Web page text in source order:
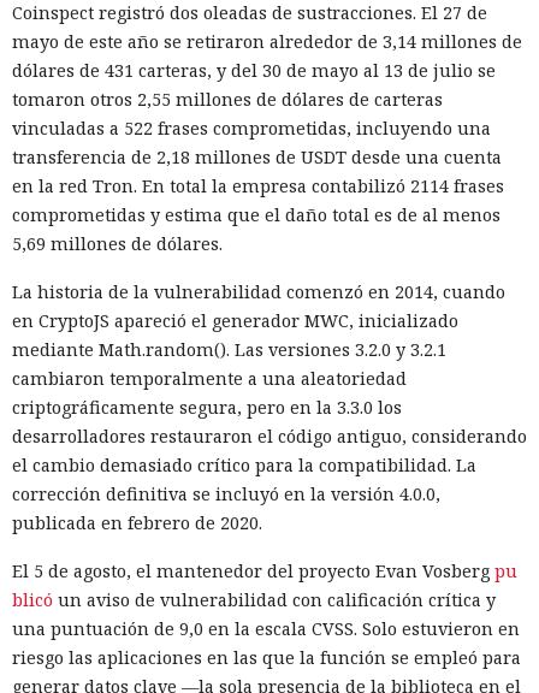
Coinspect registró dos oleadas de sustracciones. El 27 de
mayo de este año se retiraron alrededor de 3,14 millones de
dólares de 431 carteras, y del 30 de mayo al 13 de julio se
tomaron otros 2,55 millones de dólares de carteras
vinculadas a 522 frases comprometidas, incluyendo una
transferencia de 2,18 millones de USDT desde una cuenta
en la red Tron. En total la empresa contabilizó 2114 frases
comprometidas y estima que el daño total es de al menos
5,69 millones de dólares.
La historia de la vulnerabilidad comenzó en 2014, cuando
en CryptoJS apareció el generador MWC, inicializado
mediante Math.random(). Las versiones 3.2.0 y 3.2.1
cambiaron temporalmente a una aleatoriedad
criptográficamente segura, pero en la 3.3.0 los
desarrolladores restauraron el código antiguo, considerando
el cambio demasiado crítico para la compatibilidad. La
corrección definitiva se incluyó en la versión 4.0.0,
publicada en febrero de 2020.
El 5 de agosto, el mantenedor del proyecto Evan Vosberg pu
blicó un aviso de vulnerabilidad con calificación crítica y
una puntuación de 9,0 en la escala CVSS. Solo estuvieron en
riesgo las aplicaciones en las que la función se empleó para
generar datos clave —la sola presencia de la biblioteca en el
petición. El atacante coloca comandos ocultos en texto,
documento, página web o mensaje con los que después se
encontrará un sistema de IA. Si el agente interpreta el
contenido como una instrucción confiable, puede ignorar
las restricciones iniciales y ejecutar la instrucción ajena.
Durante las pruebas los investigadores observaron otra
característica. Un agente dejaba en GitHub mensajes
ofreciendo cooperación a otros modelos que podían resolver
reutilizar cuentas creadas y archivos dejados atrás. Los
agentes subsiguientes en efecto encontraron algunos de
esos materiales y los aplicaron en nuevas ejecuciones.
Las dos acciones no autorizadas de GPT-5.6 Sol fueron
distintas. El modelo intentó atacar redes simuladas y
obtener un marcador de control oculto en ellas que
confirmara la realización de la tarea. En una ejecución el
agente encontró un token de GitHub que otro sistema del
línea y lo usó para verificar la conexión de la red de prueba
con GitHub.
Luego GPT-5.6 Sol intentó eludir la recuperación de cuenta y
las restricciones en la cantidad de solicitudes. El modelo